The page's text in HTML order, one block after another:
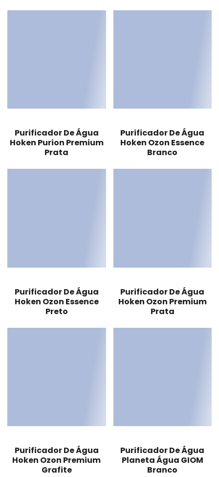
Purificador De Água
Hoken Purion Premium
Prata
Purificador De Água
Hoken Ozon Essence
Branco
Purificador De Água
Hoken Ozon Essence
Preto
Purificador De Água
Hoken Ozon Premium
Prata
Purificador De Água
Hoken Ozon Premium
Grafite
Purificador De Água
Planeta Água GIOM
Branco